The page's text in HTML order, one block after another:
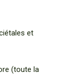
et
(toute la